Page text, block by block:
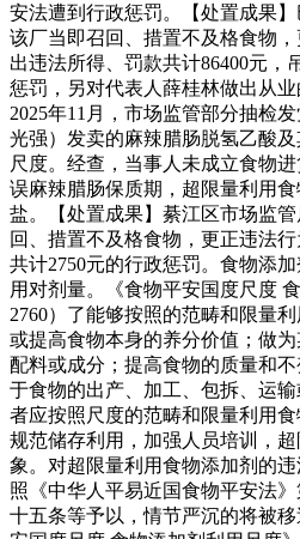
安法遭到行政惩罚。【处置成果
该厂当即召回、措置不及格食物
出违法所得、罚款共计86400元，
惩罚，另对代表人薛桂林做出从业
2025年11月，市场监管部分抽检
光强）发卖的麻辣腊肠脱氢乙酸
尺度。经查，当事人未成立食物
误麻辣腊肠保质期，超限量利用
盐。【处置成果】綦江区市场监
回、措置不及格食物，更正违法
共计2750元的行政惩罚。食物添
用对剂量。《食物平安国度尺度
2760）了能够按照的范畴和限量
或提高食物本身的养分价值；做
配料或成分；提高食物的质量和
于食物的出产、加工、包拆、运
者应按照尺度的范畴和限量利用
规范储存利用，加强人员培训，
象。对超限量利用食物添加剂的
照《中华人平易近国食物平安法
十五条等予以，情节严沉的将被